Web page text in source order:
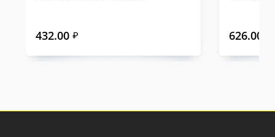
432.00 ₽ 626.00